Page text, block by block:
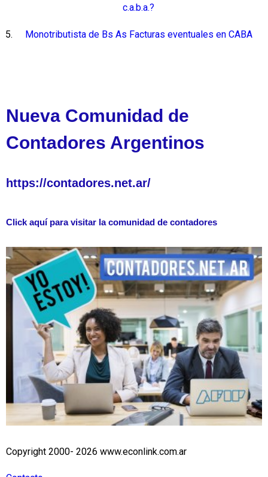
c.a.b.a.?
Monotributista de Bs As Facturas eventuales en CABA
Nueva Comunidad de
Contadores Argentinos
https://contadores.net.ar/
Click aquí para visitar la comunidad de contadores
Copyright 2000- 2026 www.econlink.com.ar